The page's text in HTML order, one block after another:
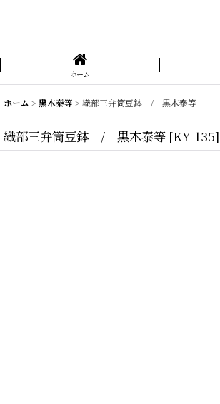
ホーム
ホーム > 黒木泰等 > 織部三弁筒豆鉢 / 黒木泰等
織部三弁筒豆鉢 / 黒木泰等 [KY-135]